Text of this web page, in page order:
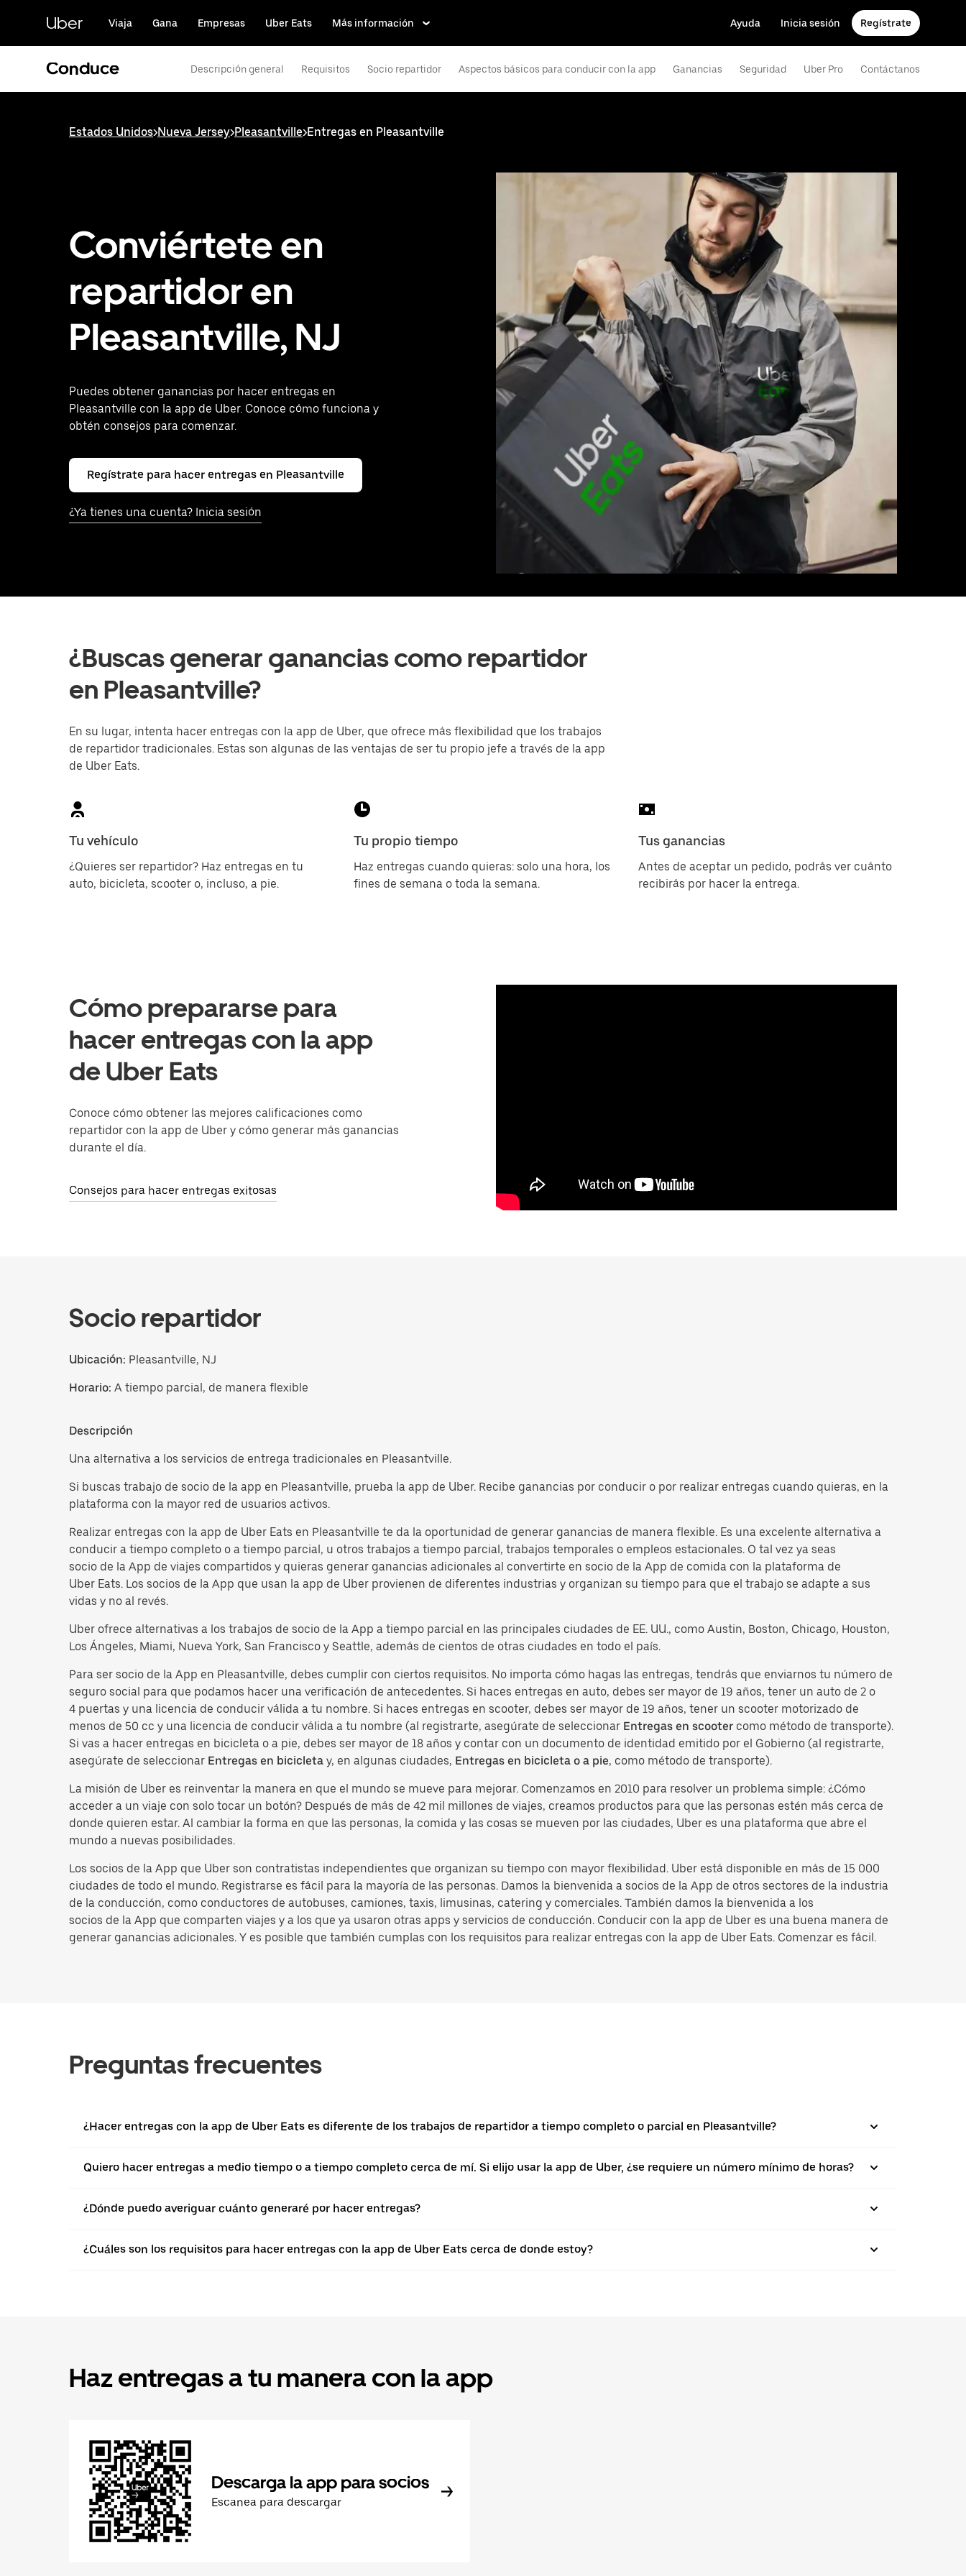
contenido
principal
Uber Viaja Gana Empresas Uber Eats Más información Ayuda Inicia sesión Regístrate
Conduce Descripción general Requisitos Socio repartidor Aspectos básicos para conducir con la app Ganancias Seguridad Uber Pro Contáctanos
Estados Unidos>Nueva Jersey>Pleasantville>Entregas en Pleasantville
Conviértete en
repartidor en
Pleasantville, NJ
Puedes obtener ganancias por hacer entregas en
Pleasantville con la app de Uber. Conoce cómo funciona y
obtén consejos para comenzar.
Regístrate para hacer entregas en Pleasantville
¿Ya tienes una cuenta? Inicia sesión
¿Buscas generar ganancias como repartidor
en Pleasantville?
En su lugar, intenta hacer entregas con la app de Uber, que ofrece más flexibilidad que los trabajos
de repartidor tradicionales. Estas son algunas de las ventajas de ser tu propio jefe a través de la app
de Uber Eats.
Tu vehículo
¿Quieres ser repartidor? Haz entregas en tu
auto, bicicleta, scooter o, incluso, a pie.
Tu propio tiempo
Haz entregas cuando quieras: solo una hora, los
fines de semana o toda la semana.
Tus ganancias
Antes de aceptar un pedido, podrás ver cuánto
recibirás por hacer la entrega.
Cómo prepararse para
hacer entregas con la app
de Uber Eats
Conoce cómo obtener las mejores calificaciones como
repartidor con la app de Uber y cómo generar más ganancias
durante el día.
Consejos para hacer entregas exitosas
Socio repartidor
Ubicación: Pleasantville, NJ
Horario: A tiempo parcial, de manera flexible
Descripción
Una alternativa a los servicios de entrega tradicionales en Pleasantville.
Si buscas trabajo de socio de la app en Pleasantville, prueba la app de Uber. Recibe ganancias por conducir o por realizar entregas cuando quieras, en la
plataforma con la mayor red de usuarios activos.
Realizar entregas con la app de Uber Eats en Pleasantville te da la oportunidad de generar ganancias de manera flexible. Es una excelente alternativa a
conducir a tiempo completo o a tiempo parcial, u otros trabajos a tiempo parcial, trabajos temporales o empleos estacionales. O tal vez ya seas
socio de la App de viajes compartidos y quieras generar ganancias adicionales al convertirte en socio de la App de comida con la plataforma de
Uber Eats. Los socios de la App que usan la app de Uber provienen de diferentes industrias y organizan su tiempo para que el trabajo se adapte a sus
vidas y no al revés.
Uber ofrece alternativas a los trabajos de socio de la App a tiempo parcial en las principales ciudades de EE. UU., como Austin, Boston, Chicago, Houston,
Los Ángeles, Miami, Nueva York, San Francisco y Seattle, además de cientos de otras ciudades en todo el país.
Para ser socio de la App en Pleasantville, debes cumplir con ciertos requisitos. No importa cómo hagas las entregas, tendrás que enviarnos tu número de
seguro social para que podamos hacer una verificación de antecedentes. Si haces entregas en auto, debes ser mayor de 19 años, tener un auto de 2 o
4 puertas y una licencia de conducir válida a tu nombre. Si haces entregas en scooter, debes ser mayor de 19 años, tener un scooter motorizado de
menos de 50 cc y una licencia de conducir válida a tu nombre (al registrarte, asegúrate de seleccionar Entregas en scooter como método de transporte).
Si vas a hacer entregas en bicicleta o a pie, debes ser mayor de 18 años y contar con un documento de identidad emitido por el Gobierno (al registrarte,
asegúrate de seleccionar Entregas en bicicleta y, en algunas ciudades, Entregas en bicicleta o a pie, como método de transporte).
La misión de Uber es reinventar la manera en que el mundo se mueve para mejorar. Comenzamos en 2010 para resolver un problema simple: ¿Cómo
acceder a un viaje con solo tocar un botón? Después de más de 42 mil millones de viajes, creamos productos para que las personas estén más cerca de
donde quieren estar. Al cambiar la forma en que las personas, la comida y las cosas se mueven por las ciudades, Uber es una plataforma que abre el
mundo a nuevas posibilidades.
Los socios de la App que Uber son contratistas independientes que organizan su tiempo con mayor flexibilidad. Uber está disponible en más de 15 000
ciudades de todo el mundo. Registrarse es fácil para la mayoría de las personas. Damos la bienvenida a socios de la App de otros sectores de la industria
de la conducción, como conductores de autobuses, camiones, taxis, limusinas, catering y comerciales. También damos la bienvenida a los
socios de la App que comparten viajes y a los que ya usaron otras apps y servicios de conducción. Conducir con la app de Uber es una buena manera de
generar ganancias adicionales. Y es posible que también cumplas con los requisitos para realizar entregas con la app de Uber Eats. Comenzar es fácil.
Preguntas frecuentes
¿Hacer entregas con la app de Uber Eats es diferente de los trabajos de repartidor a tiempo completo o parcial en Pleasantville?
Quiero hacer entregas a medio tiempo o a tiempo completo cerca de mí. Si elijo usar la app de Uber, ¿se requiere un número mínimo de horas?
¿Dónde puedo averiguar cuánto generaré por hacer entregas?
¿Cuáles son los requisitos para hacer entregas con la app de Uber Eats cerca de donde estoy?
Haz entregas a tu manera con la app
Descarga la app para socios
Escanea para descargar